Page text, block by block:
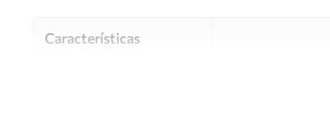
Características